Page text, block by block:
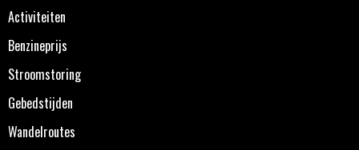
Activiteiten
Benzineprijs
Stroomstoring
Gebedstijden
Wandelroutes